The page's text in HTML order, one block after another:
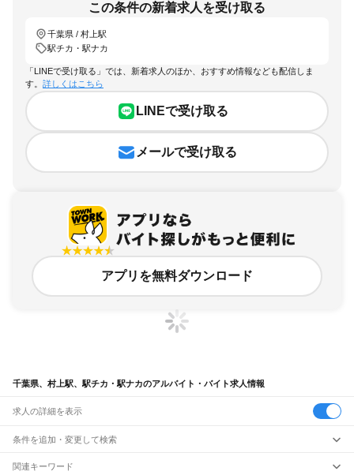
この条件の新着求人を受け取る
千葉県 / 村上駅
駅チカ・駅ナカ
「LINEで受け取る」では、新着求人のほか、おすすめ情報なども配信しま
す。 詳しくはこちら
LINEで受け取る
メールで受け取る
アプリを無料ダウンロード
千葉県、村上駅、駅チカ・駅ナカのアルバイト・バイト求人情報
求人の詳細を表示
条件を追加・変更して検索
市区町村を追加・変更
関連キーワード